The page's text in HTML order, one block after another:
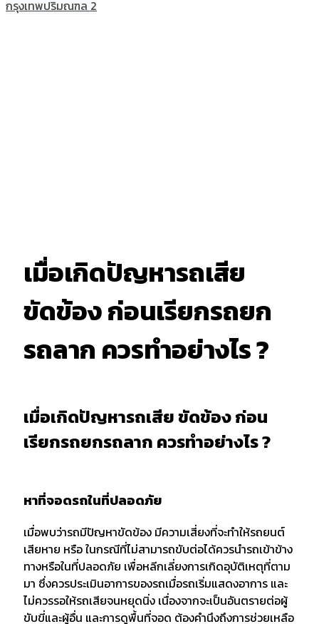
กรุงเทพปริมณฑล 2
เมื่อเกิดปัญหารถเสีย
ขัดข้อง ก่อนเรียกรถยก
รถลาก ควรทำอย่างไร ?
เมื่อเกิดปัญหารถเสีย ขัดข้อง ก่อน
เรียกรถยกรถลาก ควรทำอย่างไร ?
หาที่จอดรถในที่ปลอดภัย
เมื่อพบว่ารถมีปัญหาขัดข้อง มีความเสี่ยงที่จะทำให้รถยนต์
เสียหาย หรือ ในกรณีที่ไม่สามารถขับต่อได้ควรนำรถเข้าข้าง
ทางหรือในที่ปลอดภัย เพื่อหลีกเลี่ยงการเกิดอุบัติเหตุที่ตาม
มา ซึ่งควรประเมินอาการของรถเมื่อรถเริ่มแสดงอาการ และ
ไม่ควรรอให้รถเสียจนหยุดนิ่ง เนื่องจากจะเป็นอันตรายต่อผู้
ขับขี่และผู้อื่น และการดูพื้นที่จอด ต้องคำนึงถึงการช่วยเหลือ